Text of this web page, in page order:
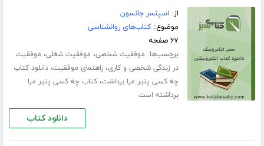
از: اسپنسر جانسون
موضوع:کتاب‌های روانشناسی
۶۷ صفحه
برچسب‌ها: موفقیت شخصی، موفقیت شغلی، موفقیت
در زندگی شخصی و کاری،راهنمای موفقیت،دانلود کتاب
چه کسی پنیر مرا برداشت،کتاب چه کسی پنیر مرا
برداشته است
دانلود کتاب